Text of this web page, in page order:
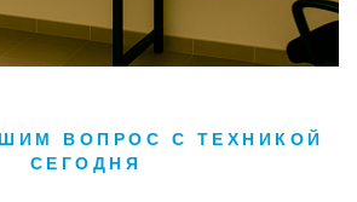
ВОПРОС С ТЕХНИКОЙ
СЕГОДНЯ